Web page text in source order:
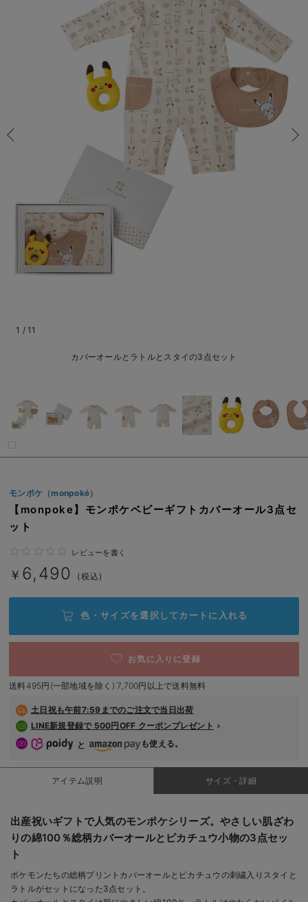
ベビー セットアップ
スタイ・よだれかけ（新生児・ベビー）
ベビー帽子（新生児・乳児）
新生児スリーパー・ベビーパジャマ
ベビー リュック
ベビー 小物
赤ちゃん 洗剤・洗濯用品・お掃除
赤ちゃん お風呂・ベビースキンケア
おむつ関連グッズ
ベビー 夏のお役立ちグッズ特集
【素材別】ベビーロンパース特集
【アウトレット】インナー
【アウトレット】ベビー
快適機能ウェア特集 トップス
快適機能ウェア特集 ボトムス
快適機能ウェア特集 パジャマ
erbaviva（エルバビーバ）
安心の日本製。先輩ママが買ってよかった！本当に必要な出産準備品
便利な育児家電
保育園・入園準備特集
デロンギ
入院準備の持ち物チェック
パジャマ
インナー
雑貨
MAX55%OFF ブラックフ
ツィード派
王道シンプル派
セットアップ派
セット
ワーク・オフィス
カジュアル
フォーマル / オケー
あったかアイテム｜
女の子におススメの
男の子におススメの
定番ギフト
もらって嬉しいギフト
かわいくておもしろ
何枚あっても嬉しい
レギンス・タイツ
カップ付きインナー
あったか度◎
裏起毛素材
カバーオールとラトルとスタイの3点セット
1 / 11
モンポケ（monpoké）
【monpoke】モンポケベビーギフトカバーオール3点セ
ット
レビューを書く
￥ 6,490 (税込)
色・サイズを選択して カートに入れる
お気に入りに登録
送料495円(一部地域を除く) 7,700円以上で送料無料
閉じる
土日祝も午前7:59までのご注文で当日出荷
LINE新規登録で 500円OFF クーポンプレゼント
と
も使える。
アイテム説明 サイズ・詳細
出産祝いギフトで人気のモンポケシリーズ。やさしい肌ざわ
りの綿100％総柄カバーオールとピカチュウ小物の3点セッ
ト
ポケモンたちの総柄プリントカバーオールとピカチュウの刺繍入りスタイと
ラトルがセットになった3点セット。